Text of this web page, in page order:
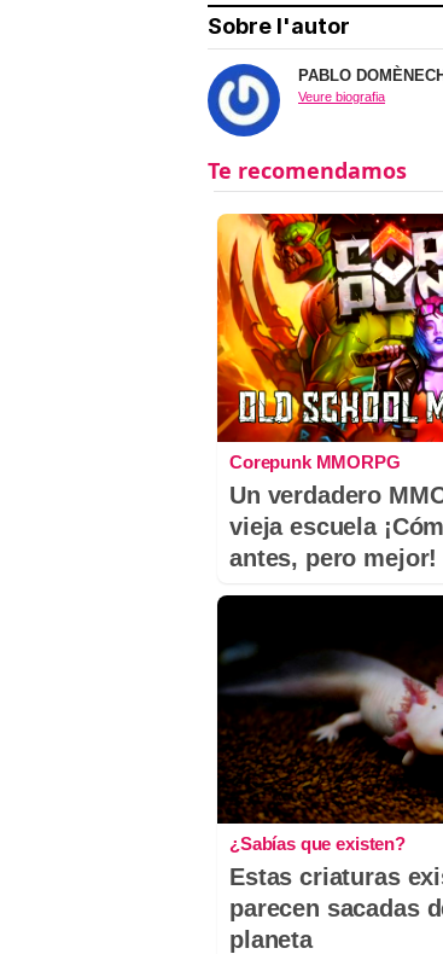
Sobre l'autor
PABLO DOMÈNECH
Veure biografia
Corepunk MMORPG
Un verdadero
vieja escuela
antes, pero mejor!
¿Sabías que existen?
Estas criaturas
parecen sacadas
planeta